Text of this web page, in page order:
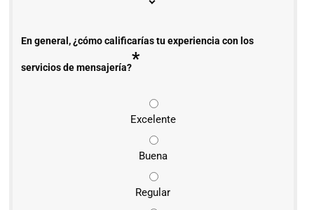
En general, ¿cómo calificarías tu experiencia con los
servicios de mensajería?*
Excelente
Buena
Regular